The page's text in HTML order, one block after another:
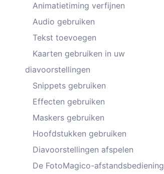
Animatietiming verfijnen
Audio gebruiken
Tekst toevoegen
Kaarten gebruiken in uw
diavoorstellingen
Snippets gebruiken
Effecten gebruiken
Maskers gebruiken
Hoofdstukken gebruiken
Diavoorstellingen afspelen
De FotoMagico-afstandsbediening